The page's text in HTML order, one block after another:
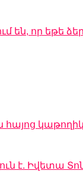
որ եթե
է. Իվետա